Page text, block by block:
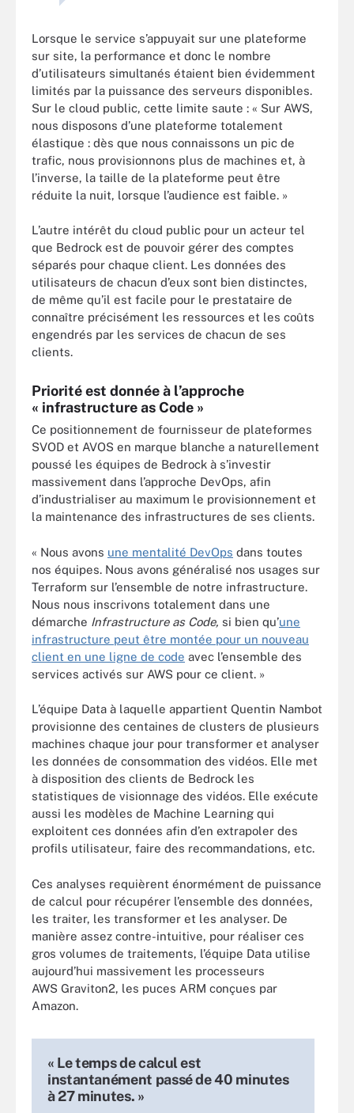
Lorsque le service s’appuyait sur une plateforme
sur site, la performance et donc le nombre
d’utilisateurs simultanés étaient bien évidemment
limités par la puissance des serveurs disponibles.
Sur le cloud public, cette limite saute : « Sur AWS,
nous disposons d’une plateforme totalement
élastique : dès que nous connaissons un pic de
trafic, nous provisionnons plus de machines et, à
l’inverse, la taille de la plateforme peut être
réduite la nuit, lorsque l’audience est faible. »
L’autre intérêt du cloud public pour un acteur tel
que Bedrock est de pouvoir gérer des comptes
séparés pour chaque client. Les données des
utilisateurs de chacun d’eux sont bien distinctes,
de même qu’il est facile pour le prestataire de
connaître précisément les ressources et les coûts
engendrés par les services de chacun de ses
clients.
Priorité est donnée à l’approche
« infrastructure as Code »
Ce positionnement de fournisseur de plateformes
SVOD et AVOS en marque blanche a naturellement
poussé les équipes de Bedrock à s’investir
massivement dans l’approche DevOps, afin
d’industrialiser au maximum le provisionnement et
la maintenance des infrastructures de ses clients.
« Nous avons une mentalité DevOps dans toutes
nos équipes. Nous avons généralisé nos usages sur
Terraform sur l’ensemble de notre infrastructure.
Nous nous inscrivons totalement dans une
démarche Infrastructure as Code, si bien qu’une
infrastructure peut être montée pour un nouveau
client en une ligne de code avec l’ensemble des
services activés sur AWS pour ce client. »
L’équipe Data à laquelle appartient Quentin Nambot
provisionne des centaines de clusters de plusieurs
machines chaque jour pour transformer et analyser
les données de consommation des vidéos. Elle met
à disposition des clients de Bedrock les
statistiques de visionnage des vidéos. Elle exécute
aussi les modèles de Machine Learning qui
exploitent ces données afin d’en extrapoler des
profils utilisateur, faire des recommandations, etc.
Ces analyses requièrent énormément de puissance
de calcul pour récupérer l’ensemble des données,
les traiter, les transformer et les analyser. De
manière assez contre-intuitive, pour réaliser ces
gros volumes de traitements, l’équipe Data utilise
aujourd’hui massivement les processeurs
AWS Graviton2, les puces ARM conçues par
Amazon.
« Le temps de calcul est
instantanément passé de 40 minutes
à 27 minutes. »